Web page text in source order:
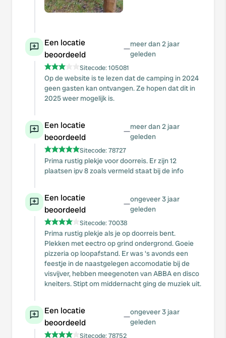
Een locatie
beoordeeld
—meer dan 2 jaar
geleden
Sitecode:105081
Op de website is te lezen dat de camping in 2024
geen gasten kan ontvangen. Ze hopen dat dit in
2025 weer mogelijk is.
Een locatie
beoordeeld
—meer dan 2 jaar
geleden
Sitecode:78727
Prima rustig plekje voor doorreis. Er zijn 12
plaatsen ipv 8 zoals vermeld staat bij de info
Een locatie
beoordeeld
—ongeveer 3 jaar
geleden
Sitecode:70038
Prima rustig plekje als je op doorreis bent.
Plekken met eectro op grind ondergrond. Goeie
pizzeria op loopafstand. Er was 's avonds een
feestje in de naastgelegen accomodatie bij de
visvijver, hebben meegenoten van ABBA en disco
kneiters. Stipt om middernacht ging de muziek uit.
Een locatie
beoordeeld
—ongeveer 3 jaar
geleden
Sitecode:78752